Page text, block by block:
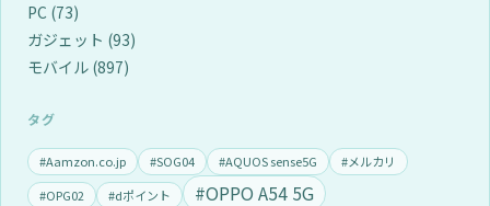
PC (73)
ガジェット (93)
モバイル (897)
タグ
#Aamzon.co.jp #SOG04 #AQUOS sense5G
#メルカリ
#OPG02
#dポイント
#OPPO A54 5G